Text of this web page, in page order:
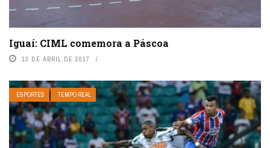
Iguaí: CIML comemora a Páscoa
13 DE ABRIL DE 2017
ESPORTES TEMPO REAL